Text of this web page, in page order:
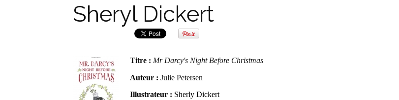
Sheryl Dickert
Titre : Mr Darcy's Night Before Christmas
Auteur :Julie Petersen
Illustrateur : Sherly Dickert